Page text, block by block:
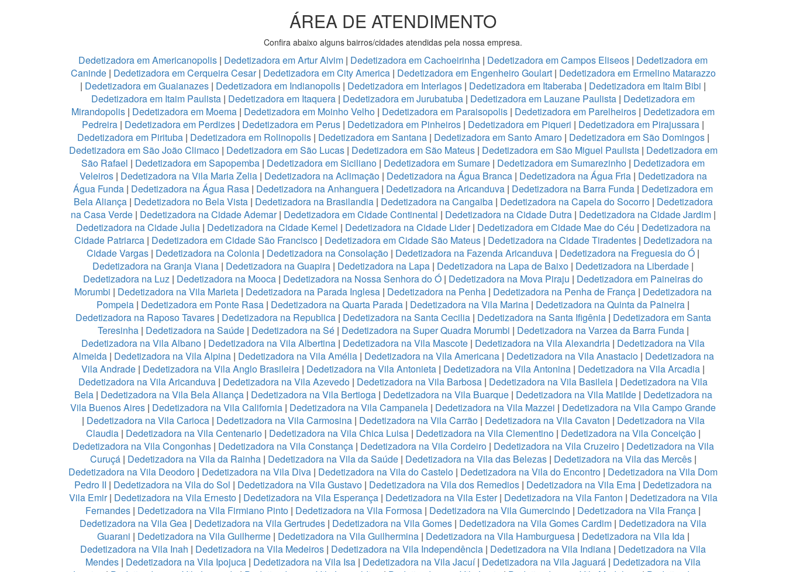
ÁREA DE ATENDIMENTO
Confira abaixo alguns bairros/cidades atendidas pela nossa empresa.
Dedetizadora em Americanopolis | Dedetizadora em Artur Alvim | Dedetizadora em Cachoeirinha | Dedetizadora em Campos Eliseos | Dedetizadora em
Caninde| Dedetizadora em Cerqueira Cesar| Dedetizadora em City America | Dedetizadora em Engenheiro Goulart | Dedetizadora em Ermelino Matarazzo
| Dedetizadora em Guaianazes | Dedetizadora em Indianopolis | Dedetizadora em Interlagos | Dedetizadora em Itaberaba | Dedetizadora em Itaim Bibi |
Dedetizadora em Itaim Paulista | Dedetizadora em Itaquera | Dedetizadora em Jurubatuba | Dedetizadora em Lauzane Paulista | Dedetizadora em
Mirandopolis | Dedetizadora em Moema | Dedetizadora em Moinho Velho | Dedetizadora em Paraisopolis | Dedetizadora em Parelheiros | Dedetizadora em
Pedreira | Dedetizadora em Perdizes | Dedetizadora em Perus | Dedetizadora em Pinheiros | Dedetizadora em Piqueri | Dedetizadora em Pirajussara |
Dedetizadora em Pirituba| Dedetizadora em Rolinopolis| Dedetizadora em Santana| Dedetizadora em Santo Amaro| Dedetizadora em São Domingos|
Dedetizadora em São João Climaco| Dedetizadora em São Lucas| Dedetizadora em São Mateus | Dedetizadora em São Miguel Paulista| Dedetizadora em
São Rafael | Dedetizadora em Sapopemba | Dedetizadora em Siciliano | Dedetizadora em Sumare | Dedetizadora em Sumarezinho | Dedetizadora em
Veleiros| Dedetizadora na Vila Maria Zelia| Dedetizadora na Aclimação| Dedetizadora na Água Branca| Dedetizadora na Água Fria| Dedetizadora na
Água Funda | Dedetizadora na Água Rasa | Dedetizadora na Anhanguera | Dedetizadora na Aricanduva | Dedetizadora na Barra Funda | Dedetizadora em
Bela Aliança | Dedetizadora no Bela Vista| Dedetizadora na Brasilandia| Dedetizadora na Cangaiba| Dedetizadora na Capela do Socorro | Dedetizadora
na Casa Verde| Dedetizadora na Cidade Ademar| Dedetizadora em Cidade Continental | Dedetizadora na Cidade Dutra | Dedetizadora na Cidade Jardim|
Dedetizadora na Cidade Julia | Dedetizadora na Cidade Kemel | Dedetizadora na Cidade Lider| Dedetizadora em Cidade Mae do Céu | Dedetizadora na
Cidade Patriarca| Dedetizadora em Cidade São Francisco | Dedetizadora em Cidade São Mateus| Dedetizadora na Cidade Tiradentes| Dedetizadora na
Cidade Vargas | Dedetizadora na Colonia | Dedetizadora na Consolação | Dedetizadora na Fazenda Aricanduva | Dedetizadora na Freguesia do Ó |
Dedetizadora na Granja Viana | Dedetizadora na Guapira | Dedetizadora na Lapa | Dedetizadora na Lapa de Baixo | Dedetizadora na Liberdade |
Dedetizadora na Luz | Dedetizadora na Mooca | Dedetizadora na Nossa Senhora do Ó | Dedetizadora na Mova Piraju | Dedetizadora em Paineiras do
Morumbi | Dedetizadora na Vila Marieta | Dedetizadora na Parada Inglesa | Dedetizadora na Penha | Dedetizadora na Penha de França | Dedetizadora na
Pompeia | Dedetizadora em Ponte Rasa | Dedetizadora na Quarta Parada | Dedetizadora na Vila Marina | Dedetizadora na Quinta da Paineira |
Dedetizadora na Raposo Tavares| Dedetizadora na Republica| Dedetizadora na Santa Cecilia| Dedetizadora na Santa Ifigênia | Dedetizadora em Santa
Teresinha| Dedetizadora na Saúde| Dedetizadora na Sé| Dedetizadora na Super Quadra Morumbi | Dedetizadora na Varzea da Barra Funda|
Dedetizadora na Vila Albano | Dedetizadora na Vila Albertina | Dedetizadora na Vila Mascote | Dedetizadora na Vila Alexandria | Dedetizadora na Vila
Almeida | Dedetizadora na Vila Alpina | Dedetizadora na Vila Amélia | Dedetizadora na Vila Americana| Dedetizadora na Vila Anastacio| Dedetizadora na
Vila Andrade | Dedetizadora na Vila Anglo Brasileira | Dedetizadora na Vila Antonieta | Dedetizadora na Vila Antonina | Dedetizadora na Vila Arcadia |
Dedetizadora na Vila Aricanduva | Dedetizadora na Vila Azevedo | Dedetizadora na Vila Barbosa | Dedetizadora na Vila Basileia | Dedetizadora na Vila
Bela| Dedetizadora na Vila Bela Aliança| Dedetizadora na Vila Bertioga| Dedetizadora na Vila Buarque| Dedetizadora na Vila Matilde| Dedetizadora na
Vila Buenos Aires | Dedetizadora na Vila California | Dedetizadora na Vila Campanela | Dedetizadora na Vila Mazzei | Dedetizadora na Vila Campo Grande
| Dedetizadora na Vila Carioca| Dedetizadora na Vila Carmosina| Dedetizadora na Vila Carrão| Dedetizadora na Vila Cavaton | Dedetizadora na Vila
Claudia| Dedetizadora na Vila Centenario| Dedetizadora na Vila Chica Luisa | Dedetizadora na Vila Clementino| Dedetizadora na Vila Conceição|
Dedetizadora na Vila Congonhas| Dedetizadora na Vila Constança| Dedetizadora na Vila Cordeiro| Dedetizadora na Vila Cruzeiro | Dedetizadora na Vila
Curuçá | Dedetizadora na Vila da Rainha | Dedetizadora na Vila da Saúde| Dedetizadora na Vila das Belezas| Dedetizadora na Vila das Mercês|
Dedetizadora na Vila Deodoro | Dedetizadora na Vila Diva | Dedetizadora na Vila do Castelo | Dedetizadora na Vila do Encontro | Dedetizadora na Vila Dom
Pedro II | Dedetizadora na Vila do Sol | Dedetizadora na Vila Gustavo | Dedetizadora na Vila dos Remedios | Dedetizadora na Vila Ema | Dedetizadora na
Vila Emir| Dedetizadora na Vila Ernesto| Dedetizadora na Vila Esperança| Dedetizadora na Vila Ester| Dedetizadora na Vila Fanton | Dedetizadora na Vila
Fernandes | Dedetizadora na Vila Firmiano Pinto | Dedetizadora na Vila Formosa | Dedetizadora na Vila Gumercindo | Dedetizadora na Vila França |
Dedetizadora na Vila Gea | Dedetizadora na Vila Gertrudes | Dedetizadora na Vila Gomes | Dedetizadora na Vila Gomes Cardim | Dedetizadora na Vila
Guarani | Dedetizadora na Vila Guilherme| Dedetizadora na Vila Guilhermina| Dedetizadora na Vila Hamburguesa| Dedetizadora na Vila Ida|
Dedetizadora na Vila Inah | Dedetizadora na Vila Medeiros | Dedetizadora na Vila Independência | Dedetizadora na Vila Indiana | Dedetizadora na Vila
Mendes | Dedetizadora na Vila Ipojuca | Dedetizadora na Vila Isa | Dedetizadora na Vila Jacuí| Dedetizadora na Vila Jaguará | Dedetizadora na Vila